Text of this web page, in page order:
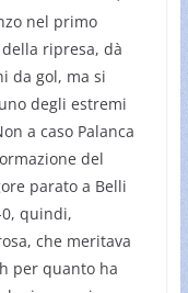
nel primo
ripresa, dà
da gol, ma si
degli estremi
a caso Palanca
del
parato a Belli
quindi,
che meritava
per quanto ha